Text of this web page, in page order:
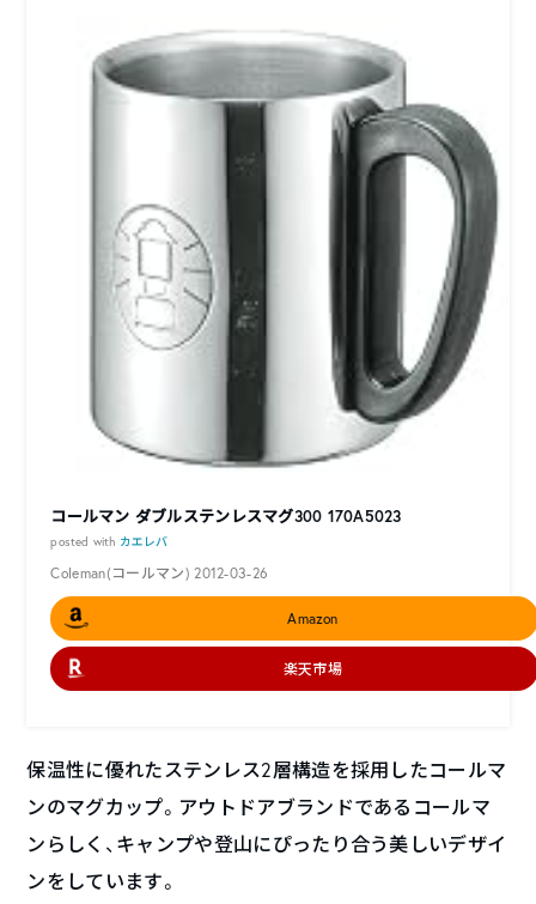
コールマン ダブルステンレスマグ300 170A5023
posted with カエレバ
Coleman(コールマン) 2012-03-26
Amazon
楽天市場
保温性に優れたステンレス2層構造を採用したコールマ
ンのマグカップ。アウトドアブランドであるコールマ
ンらしく、キャンプや登山にぴったり合う美しいデザイ
ンをしています。